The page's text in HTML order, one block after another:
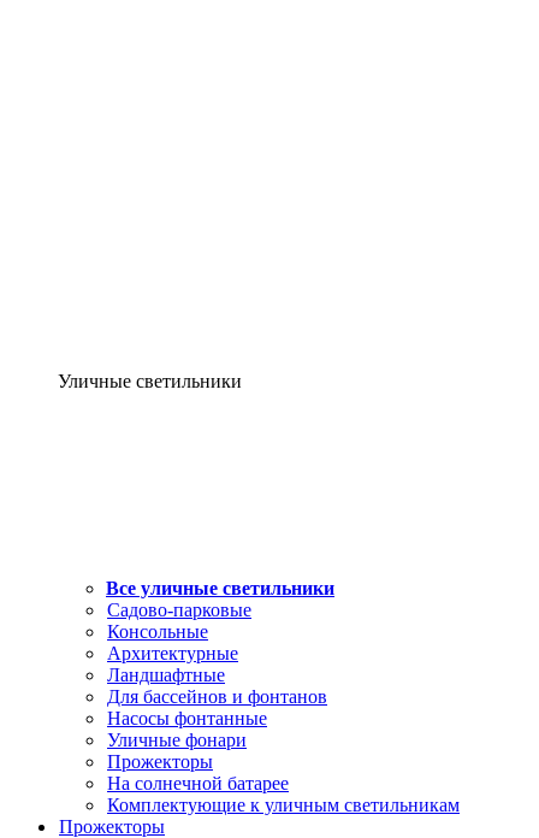
Уличные светильники
Все уличные светильники
Садово-парковые
Консольные
Архитектурные
Ландшафтные
Для бассейнов и фонтанов
Насосы фонтанные
Уличные фонари
Прожекторы
На солнечной батарее
Комплектующие к уличным светильникам
Прожекторы